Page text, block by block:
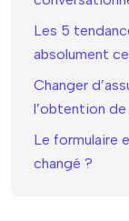
Les 5
absolument
Changer
l’obtention
Le formulaire
changé ?